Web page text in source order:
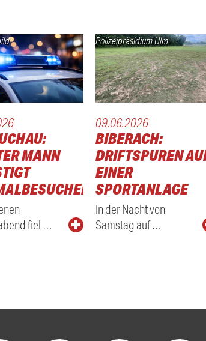
MANN
fiel …
Polizeipräsidium Ulm
09.06.2026
BIBERACH:
DRIFTSPUREN
EINER
SPORTANLAGE
In der Nacht von
Samstag auf …